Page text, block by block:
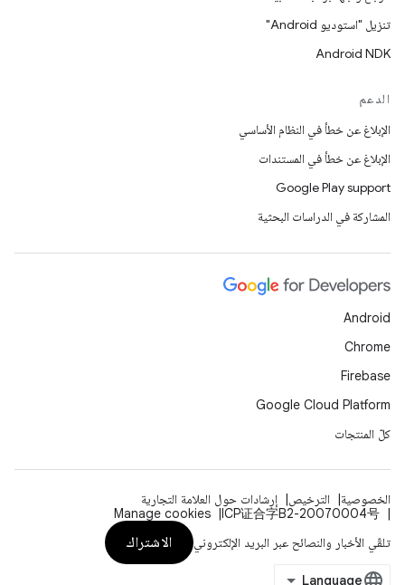
تنزيل "استوديو Android"
Android NDK
الدعم
الإبلاغ عن خطأ في النظام الأساسي
الإبلاغ عن خطأ في المستندات
Google Play support
المشاركة في الدراسات البحثية
Android
Chrome
Firebase
Google Cloud Platform
كلّ المنتجات
الخصوصية الترخيص
إرشادات حول العلامة التجارية
ICP证合字B2-20070004号
Manage cookies
تلقّي الأخبار والنصائح عبر البريد الإلكتروني
الاشتراك